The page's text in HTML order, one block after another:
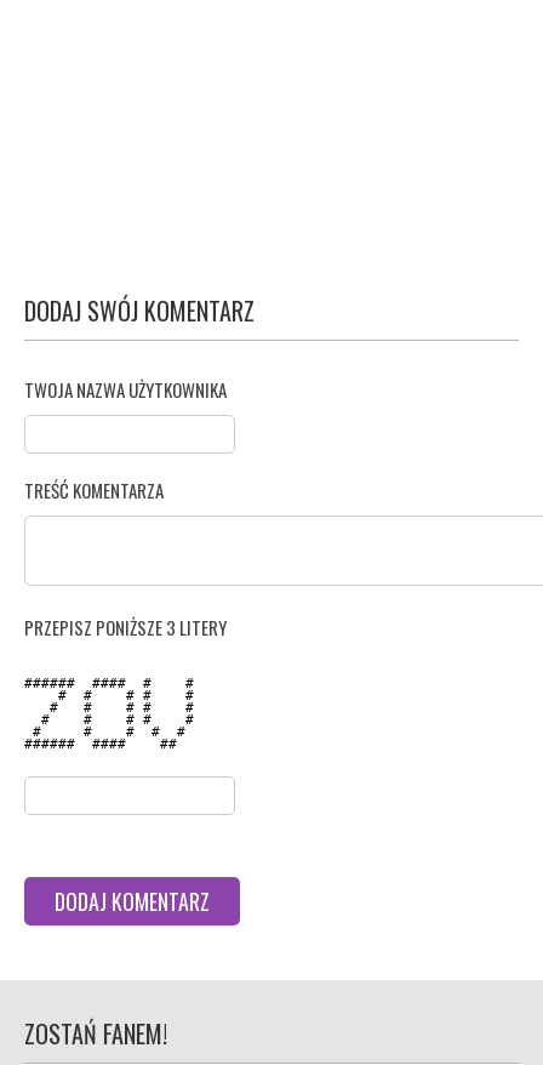
DODAJ SWÓJ KOMENTARZ
TWOJA NAZWA UŻYTKOWNIKA
TREŚĆ KOMENTARZA
PRZEPISZ PONIŻSZE 3 LITERY
######  ####  #    #
    #  #    # #    #
   #   #    # #    #
  #    #    # #    #
#     #    #  #  #
######  ####    ##
ZOSTAŃ FANEM!